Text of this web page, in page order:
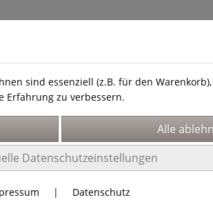
Sie uns!
sind essenziell (z.B. für den
Erfahrung zu verbessern.
Datenschutzeinstellungen
| Datenschutz